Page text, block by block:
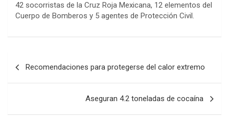
42 socorristas de la Cruz Roja Mexicana, 12 elementos del
Cuerpo de Bomberos y 5 agentes de Protección Civil.
Recomendaciones para protegerse del calor extremo
Aseguran 4.2 toneladas de cocaína